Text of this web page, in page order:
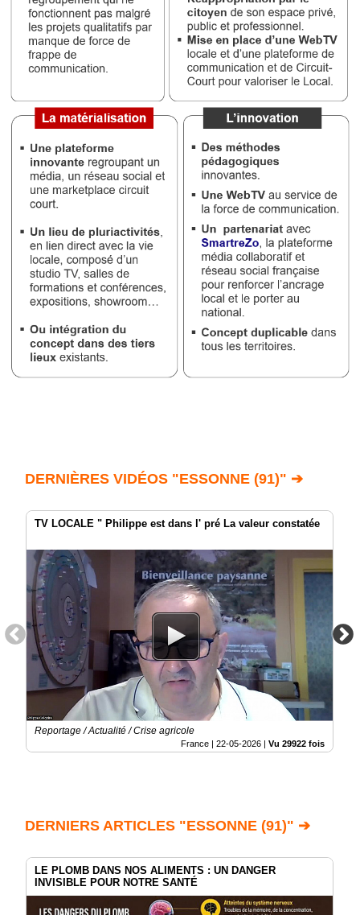
DERNIÈRES VIDÉOS "ESSONNE (91)" ➔
TV LOCALE " Philippe est dans l' pré La valeur constatée
Reportage / Actualité / Crise agricole
France | 22-05-2026 | Vu 29922 fois
DERNIERS ARTICLES "ESSONNE (91)" ➔
LE PLOMB DANS NOS ALIMENTS : UN DANGER
INVISIBLE POUR NOTRE SANTÉ